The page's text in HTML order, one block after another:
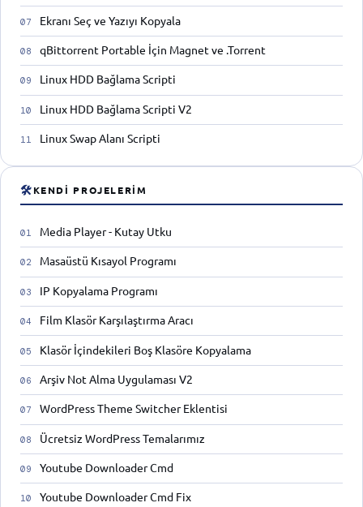
Ekranı Seç ve Yazıyı Kopyala
qBittorrent Portable İçin Magnet ve .Torrent
Linux HDD Bağlama Scripti
Linux HDD Bağlama Scripti V2
Linux Swap Alanı Scripti
🛠KENDI PROJELERIM
Media Player - Kutay Utku
Masaüstü Kısayol Programı
IP Kopyalama Programı
Film Klasör Karşılaştırma Aracı
Klasör İçindekileri Boş Klasöre Kopyalama
Arşiv Not Alma Uygulaması V2
WordPress Theme Switcher Eklentisi
Ücretsiz WordPress Temalarımız
Youtube Downloader Cmd
Youtube Downloader Cmd Fix